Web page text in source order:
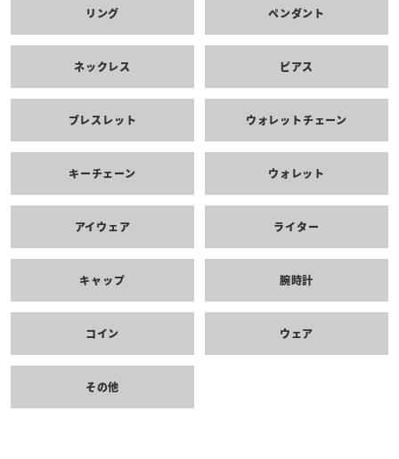
リング ペンダント
ネックレス ピアス
ブレスレット ウォレットチェーン
キーチェーン ウォレット
アイウェア ライター
キャップ 腕時計
コイン ウェア
その他